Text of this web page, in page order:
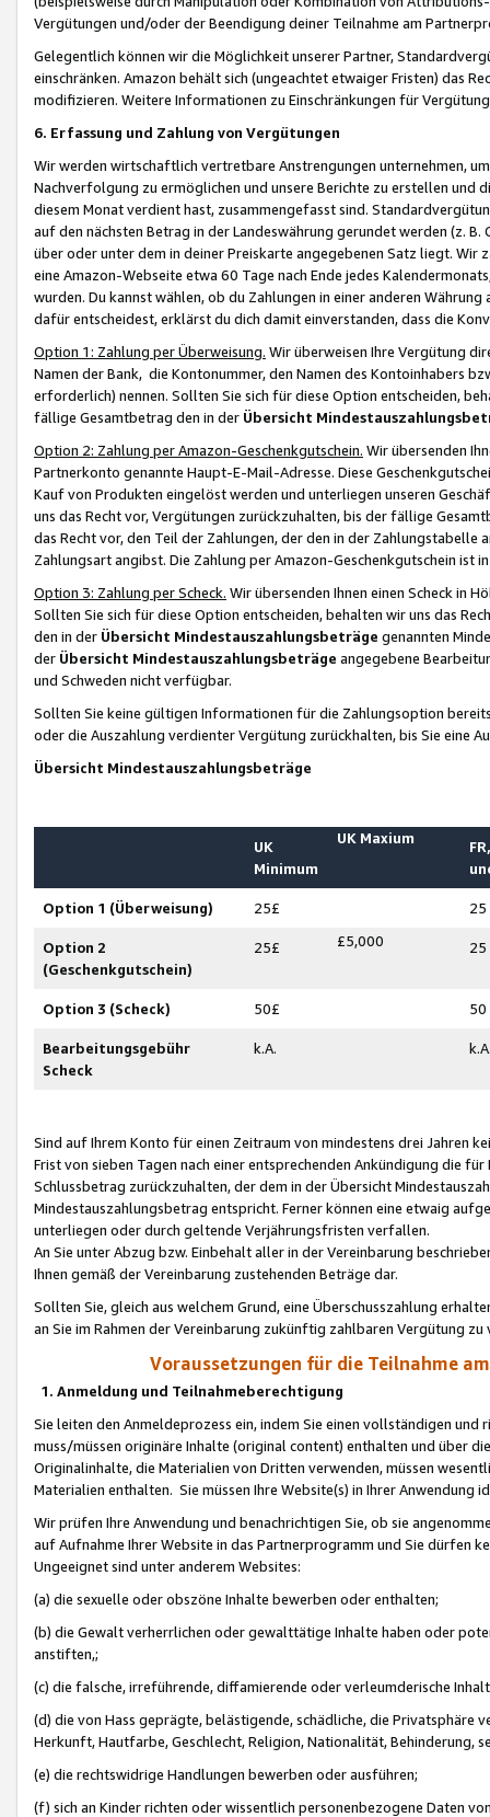
Vergütungen und/oder der Beendigung deiner Teilnahme am
Gelegentlich können wir die Möglichkeit unserer Partner,
einschränken. Amazon behält sich (ungeachtet etwaiger Fristen) das
modifizieren. Weitere Informationen zu Einschränkungen für
6. Erfassung und Zahlung von Vergütungen
Wir werden wirtschaftlich vertretbare Anstrengungen unternehmen,
Nachverfolgung zu ermöglichen und unsere Berichte zu erstellen und
diesem Monat verdient hast, zusammengefasst sind.
auf den nächsten Betrag in der Landeswährung gerundet werden (z.
über oder unter dem in deiner Preiskarte angegebenen Satz liegt.
eine Amazon-Webseite etwa 60 Tage nach Ende jedes
wurden. Du kannst wählen, ob du Zahlungen in einer anderen
dafür entscheidest, erklärst du dich damit einverstanden, dass die
Option 1: Zahlung per Überweisung. Wir überweisen Ihre Vergütung
Namen der Bank, die Kontonummer, den Namen des Kontoinhabers
erforderlich) nennen. Sollten Sie sich für diese Option entscheiden,
fällige Gesamtbetrag den in der Übersicht
Option 2: Zahlung per Amazon-Geschenkgutschein. Wir übersenden
Partnerkonto genannte Haupt-E-Mail-Adresse. Diese
Kauf von Produkten eingelöst werden und unterliegen unseren
uns das Recht vor, Vergütungen zurückzuhalten, bis der fällige
das Recht vor, den Teil der Zahlungen, der den in der
Zahlungsart angibst. Die Zahlung per Amazon-Geschenkgutschein ist
Option 3: Zahlung per Scheck. Wir übersenden Ihnen einen Scheck in
Sollten Sie sich für diese Option entscheiden, behalten wir uns das
den in der Übersicht Mindestauszahlungsbeträge genannten
der Übersicht Mindestauszahlungsbeträge angegebene
und Schweden nicht verfügbar.
Sollten Sie keine gültigen Informationen für die Zahlungsoption
oder die Auszahlung verdienter Vergütung zurückhalten, bis Sie
Übersicht Mindestauszahlungsbeträge
UK
Minimum
UK Maxium
Option 1 (Überweisung) 25£ 25
Option 2
(Geschenkgutschein)
25£ £5,000 25
Option 3 (Scheck) 50£ 50
Bearbeitungsgebühr
Scheck
k.A.
Sind auf Ihrem Konto für einen Zeitraum von mindestens drei Jahren
Frist von sieben Tagen nach einer entsprechenden Ankündigung die
Schlussbetrag zurückzuhalten, der dem in der Übersicht
Mindestauszahlungsbetrag entspricht. Ferner können eine etwaig
unterliegen oder durch geltende Verjährungsfristen verfallen.
An Sie unter Abzug bzw. Einbehalt aller in der Vereinbarung
Ihnen gemäß der Vereinbarung zustehenden Beträge dar.
Sollten Sie, gleich aus welchem Grund, eine Überschusszahlung
an Sie im Rahmen der Vereinbarung zukünftig zahlbaren Vergütung zu
Voraussetzungen für die Teilnahme
1. Anmeldung und Teilnahmeberechtigung
Sie leiten den Anmeldeprozess ein, indem Sie einen vollständigen
muss/müssen originäre Inhalte (original content) enthalten und über
Originalinhalte, die Materialien von Dritten verwenden, müssen
Materialien enthalten. Sie müssen Ihre Website(s) in Ihrer Anwendung
Wir prüfen Ihre Anwendung und benachrichtigen Sie, ob sie
auf Aufnahme Ihrer Website in das Partnerprogramm und Sie dürfen
Ungeeignet sind unter anderem Websites:
(a) die sexuelle oder obszöne Inhalte bewerben oder enthalten;
(b) die Gewalt verherrlichen oder gewalttätige Inhalte haben oder
anstiften,;
(c) die falsche, irreführende, diffamierende oder verleumderische
(d) die von Hass geprägte, belästigende, schädliche, die Privatsphäre
Herkunft, Hautfarbe, Geschlecht, Religion, Nationalität, Behinderung,
(e) die rechtswidrige Handlungen bewerben oder ausführen;
(f) sich an Kinder richten oder wissentlich personenbezogene Daten